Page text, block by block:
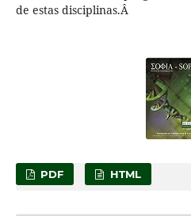
de estas disciplinas.Â
PDF HTML